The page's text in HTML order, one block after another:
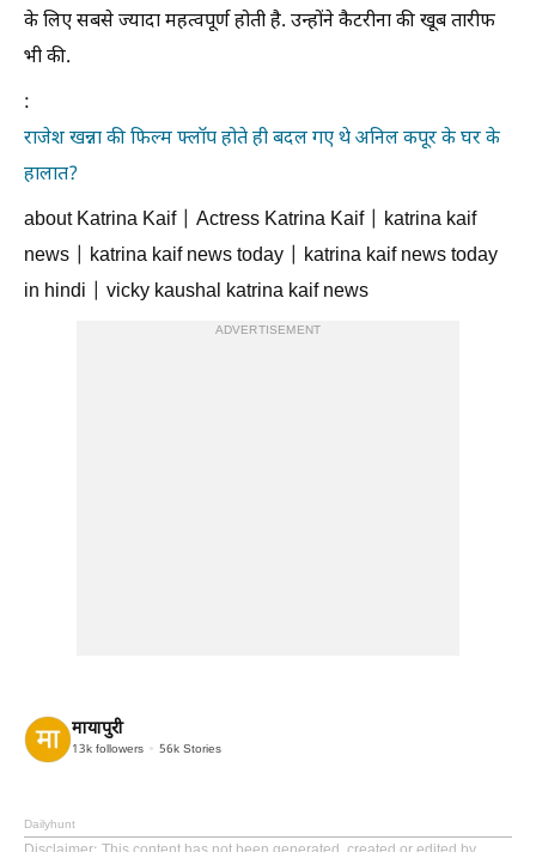
के लिए सबसे ज्यादा महत्वपूर्ण होती है. उन्होंने कैटरीना की खूब तारीफ
भी की.
:
राजेश खन्ना की फिल्म फ्लॉप होते ही बदल गए थे अनिल कपूर के घर के
हालात?
about Katrina Kaif | Actress Katrina Kaif | katrina kaif
news | katrina kaif news today | katrina kaif news today
in hindi | vicky kaushal katrina kaif news
ADVERTISEMENT
मायापुरी
13k followers 56k Stories
Dailyhunt